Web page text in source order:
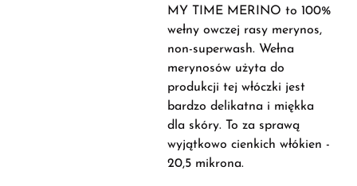
MY TIME MERINO to 100%
wełny owczej rasy merynos,
non-superwash. Wełna
merynosów użyta do
produkcji tej włóczki jest
bardzo delikatna i miękka
dla skóry. To za sprawą
wyjątkowo cienkich włókien -
20,5 mikrona.